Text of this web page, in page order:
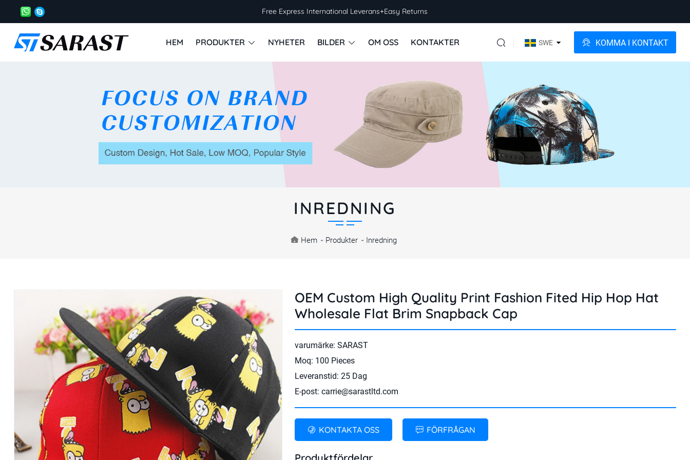
Free Express International Leverans+Easy Returns
HEM PRODUKTER NYHETER BILDER OM OSS KONTAKTER SWE KOMMA I KONTAKT
INREDNING
Hem - Produkter - Inredning
OEM Custom High Quality Print Fashion Fited Hip Hop Hat
Wholesale Flat Brim Snapback Cap
varumärke: SARAST
Moq: 100 Pieces
Leveranstid: 25 Dag
E-post:carrie@sarastltd.com
KONTAKTA OSS FÖRFRÅGAN